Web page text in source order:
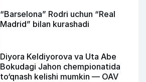
“Barselona” Rodri uchun “Real
Madrid” bilan kurashadi
Diyora Keldiyorova va Uta Abe
Bokudagi Jahon chempionatida
to‘qnash kelishi mumkin — OAV